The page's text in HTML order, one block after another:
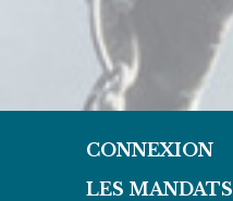
CONNEXION
LES MANDATS